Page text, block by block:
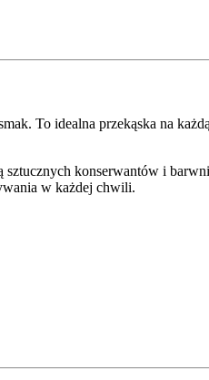
To idealna przekąska na
konserwantów i
w każdej chwili.